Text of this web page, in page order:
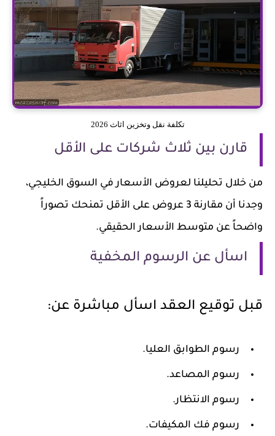
تكلفة نقل وتخزين اثاث 2026
قارن بين ثلاث شركات على الأقل
من خلال تحليلنا لعروض الأسعار في السوق الخليجي،
وجدنا أن مقارنة 3 عروض على الأقل تمنحك تصوراً
واضحاً عن متوسط الأسعار الحقيقي.
اسأل عن الرسوم المخفية
قبل توقيع العقد اسأل مباشرة عن:
رسوم الطوابق العليا.
رسوم المصاعد.
رسوم الانتظار.
رسوم فك المكيفات.